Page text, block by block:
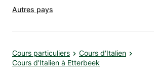
Autres pays
Cours particuliers
Cours d'Italien
Cours d'Italien à Etterbeek